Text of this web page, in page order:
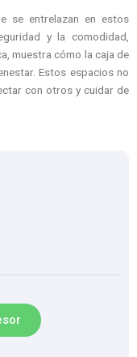
se entrelazan en estos
y la comodidad,
muestra cómo la caja de
Estos espacios no
con otros y cuidar de